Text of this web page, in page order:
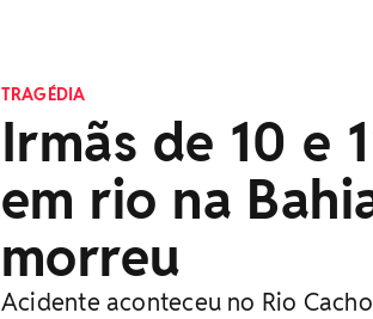
TRAGÉDIA
Irmãs de 10 e
em rio na
morreu
Acidente aconteceu no Rio